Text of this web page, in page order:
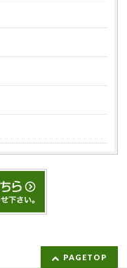
PAGETOP